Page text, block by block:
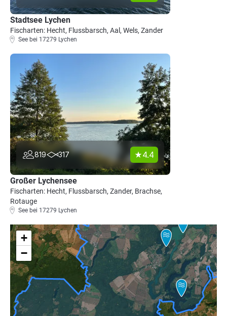
Stadtsee Lychen
Fischarten: Hecht, Flussbarsch, Aal, Wels, Zander
See bei 17279 Lychen
819 317 4.4
Großer Lychensee
Fischarten: Hecht, Flussbarsch, Zander, Brachse,
Rotauge
See bei 17279 Lychen
+
−